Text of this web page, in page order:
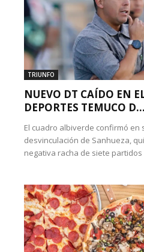
TRIUNFO
NUEVO DT CAÍDO EN
DEPORTES TEMUCO D...
El cuadro albiverde confirmó en
desvinculación de Sanhueza,
negativa racha de siete